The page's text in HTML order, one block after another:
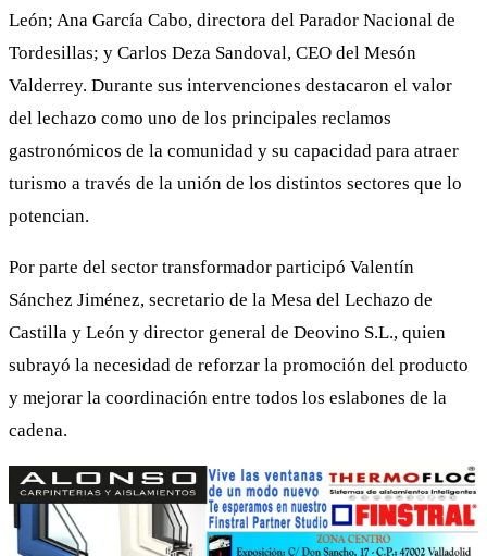
León; Ana García Cabo, directora del Parador Nacional de
Tordesillas; y Carlos Deza Sandoval, CEO del Mesón
Valderrey. Durante sus intervenciones destacaron el valor
del lechazo como uno de los principales reclamos
gastronómicos de la comunidad y su capacidad para atraer
turismo a través de la unión de los distintos sectores que lo
potencian.
Por parte del sector transformador participó Valentín
Sánchez Jiménez, secretario de la Mesa del Lechazo de
Castilla y León y director general de Deovino S.L., quien
subrayó la necesidad de reforzar la promoción del producto
y mejorar la coordinación entre todos los eslabones de la
cadena.